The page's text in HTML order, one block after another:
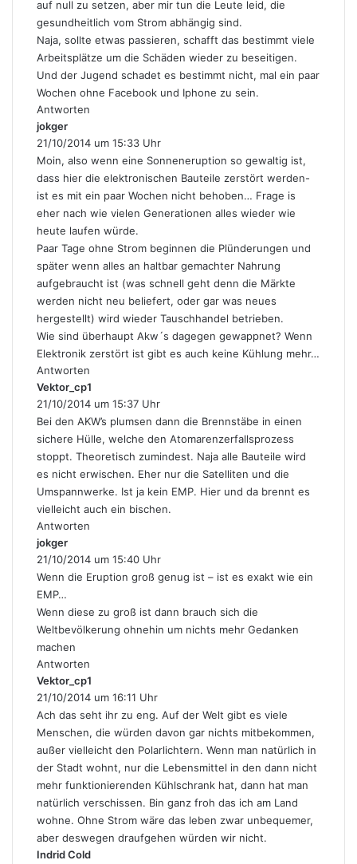
auf null zu setzen, aber mir tun die Leute leid, die
gesundheitlich vom Strom abhängig sind.
Naja, sollte etwas passieren, schafft das bestimmt viele
Arbeitsplätze um die Schäden wieder zu beseitigen.
Und der Jugend schadet es bestimmt nicht, mal ein paar
Wochen ohne Facebook und Iphone zu sein.
Antworten
jokger
a
g
t
:
21/10/2014 um 15:33 Uhr
Moin, also wenn eine Sonneneruption so gewaltig ist,
dass hier die elektronischen Bauteile zerstört werden-
ist es mit ein paar Wochen nicht behoben… Frage is
eher nach wie vielen Generationen alles wieder wie
heute laufen würde.
Paar Tage ohne Strom beginnen die Plünderungen und
später wenn alles an haltbar gemachter Nahrung
aufgebraucht ist (was schnell geht denn die Märkte
werden nicht neu beliefert, oder gar was neues
hergestellt) wird wieder Tauschhandel betrieben.
Wie sind überhaupt Akw´s dagegen gewappnet? Wenn
Elektronik zerstört ist gibt es auch keine Kühlung mehr…
Antworten
Vektor_cp1
a
g
t
:
21/10/2014 um 15:37 Uhr
Bei den AKW’s plumsen dann die Brennstäbe in einen
sichere Hülle, welche den Atomarenzerfallsprozess
stoppt. Theoretisch zumindest. Naja alle Bauteile wird
es nicht erwischen. Eher nur die Satelliten und die
Umspannwerke. Ist ja kein EMP. Hier und da brennt es
vielleicht auch ein bischen.
Antworten
jokger
a
g
:
21/10/2014 um 15:40 Uhr
Wenn die Eruption groß genug ist – ist es exakt wie ein
EMP…
Wenn diese zu groß ist dann brauch sich die
Weltbevölkerung ohnehin um nichts mehr Gedanken
machen
Antworten
Vektor_cp1
a
g
:
21/10/2014 um 16:11 Uhr
Ach das seht ihr zu eng. Auf der Welt gibt es viele
Menschen, die würden davon gar nichts mitbekommen,
außer vielleicht den Polarlichtern. Wenn man natürlich in
der Stadt wohnt, nur die Lebensmittel in den dann nicht
mehr funktionierenden Kühlschrank hat, dann hat man
natürlich verschissen. Bin ganz froh das ich am Land
wohne. Ohne Strom wäre das leben zwar unbequemer,
aber deswegen draufgehen würden wir nicht.
Indrid Cold